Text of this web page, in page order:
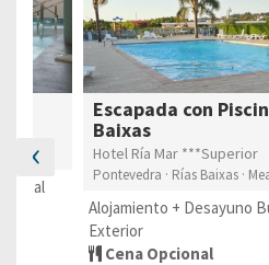
al
Escapada con
Baixas
Hotel Ría Mar ***Superior
Pontevedra · Rías Baixas ·
Alojamiento + Desayuno
Exterior
Cena Opcional
‹